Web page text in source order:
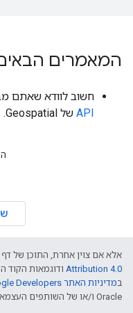
המאמרים
חשוב לוודא שאתם
API של Geospatial.
אלא אם צוין אחרת, התוכן של דף
Attribution 4.0 ודוגמאות הקוד
במדיניות האתר Google Developers‏
Oracle ו/או של השותפים העצמאיים שלה.